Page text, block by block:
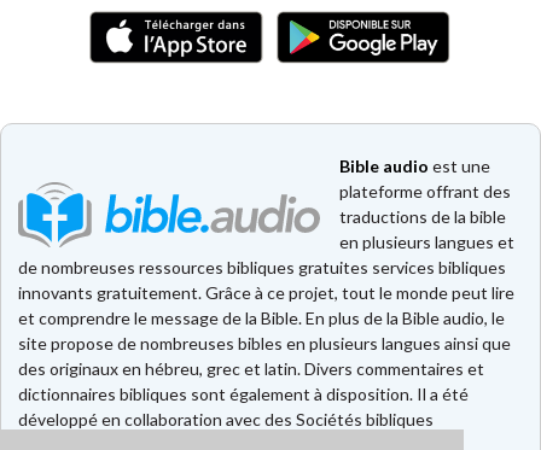
Bible audio est une
plateforme offrant des
traductions de la bible
en plusieurs langues et
de nombreuses ressources bibliques gratuites services bibliques
innovants gratuitement. Grâce à ce projet, tout le monde peut lire
et comprendre le message de la Bible. En plus de la Bible audio, le
site propose de nombreuses bibles en plusieurs langues ainsi que
des originaux en hébreu, grec et latin. Divers commentaires et
dictionnaires bibliques sont également à disposition. Il a été
développé en collaboration avec des Sociétés bibliques